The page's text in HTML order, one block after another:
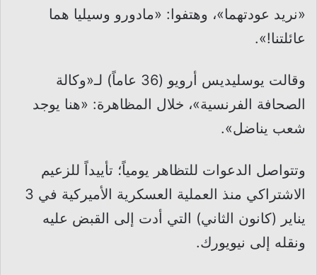
«نريد عودتهما»، وهتفوا: «مادورو وسيليا هما
عائلتنا!».
وقالت يوسليديس أرويو (36 عاماً) لـ«وكالة
الصحافة الفرنسية»، خلال المظاهرة: «هنا يوجد
شعب يناضل».
وتتواصل الدعوات للتظاهر يومياً؛ تأييداً للزعيم
الاشتراكي منذ العملية العسكرية الأميركية في 3
يناير (كانون الثاني) التي أدت إلى القبض عليه
ونقله إلى نيويورك.